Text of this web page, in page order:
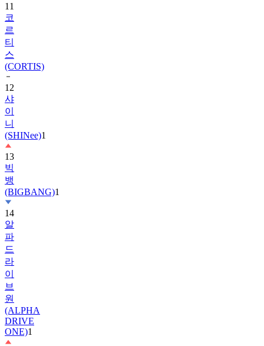
11
코
르
티
스
(CORTIS)
12
샤
이
니
(SHINee)1
13
빅
뱅
(BIGBANG)1
14
알
파
드
라
이
브
원
(ALPHA
DRIVE
ONE)1